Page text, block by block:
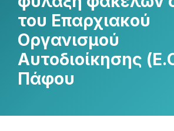
του Επαρχιακού
Οργανισμού
Αυτοδιοίκησης
Πάφου